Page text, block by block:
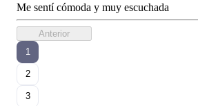
Me sentí cómoda y muy escuchada
Anterior
1
2
3